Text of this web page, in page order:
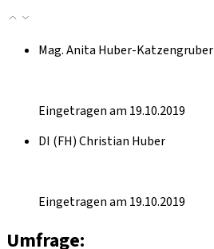
Mag. Anita Huber-Katzengruber
Eingetragen am 19.10.2019
DI (FH) Christian Huber
Eingetragen am 19.10.2019
Umfrage: